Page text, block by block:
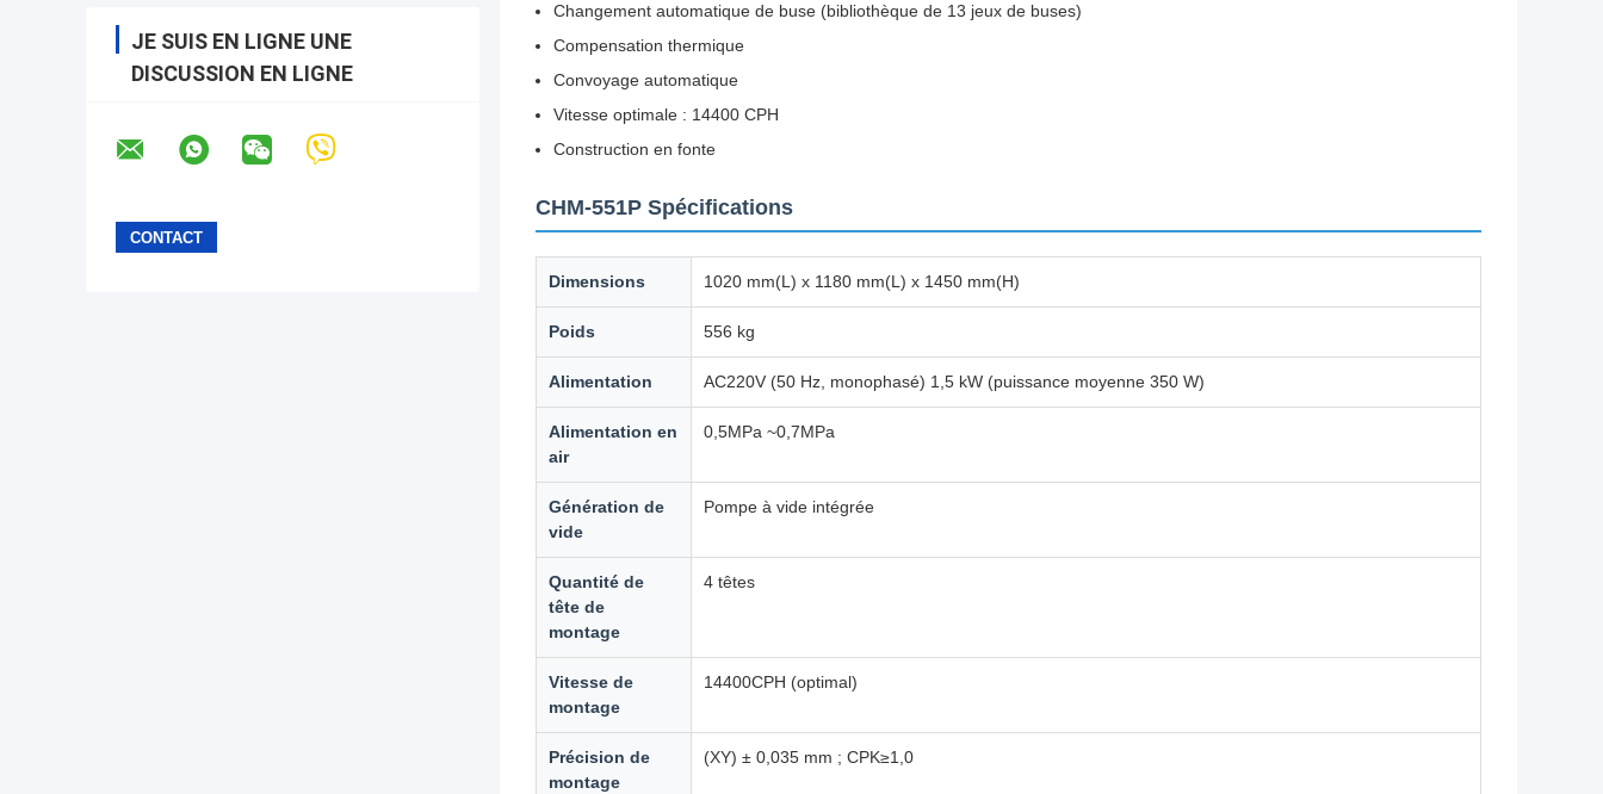
JE SUIS EN LIGNE UNE
DISCUSSION EN LIGNE
Changement automatique de buse (bibliothèque de 13 jeux de buses)
Compensation thermique
Convoyage automatique
Vitesse optimale : 14400 CPH
Construction en fonte
CHM-551P Spécifications
Dimensions 1020 mm(L) x 1180 mm(L) x 1450 mm(H)
Poids 556 kg
Alimentation AC220V (50 Hz, monophasé) 1,5 kW (puissance moyenne 350 W)
Alimentation en
air
0,5MPa ~0,7MPa
Génération de
vide
Pompe à vide intégrée
Quantité de
tête de
montage
4 têtes
Vitesse de
montage
14400CPH (optimal)
Précision de
montage
(XY) ± 0,035 mm ; CPK≥1,0